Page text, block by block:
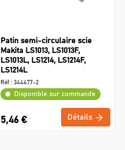
Patin semi-circulaire scie
Makita LS1013, LS1013F,
LS1013L, LS1214, LS1214F,
LS1214L
Réf : 344477-2
Disponible sur commande
5,46 € Détails